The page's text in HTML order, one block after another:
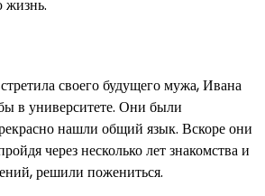
жизнь.
своего будущего мужа, Ивана
в университете. Они были
нашли общий язык. Вскоре они
через несколько лет знакомства и
решили пожениться.